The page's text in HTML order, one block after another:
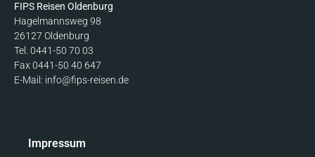
FIPS Reisen Oldenburg
Hagelmannsweg 98
26127 Oldenburg
Tel. 0441-50 70 03
Fax 0441-50 40 647
E-Mail: info@fips-reisen.de
Impressum